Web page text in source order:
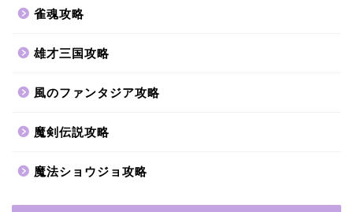
雀魂攻略
雄才三国攻略
風のファンタジア攻略
魔剣伝説攻略
魔法ショウジョ攻略